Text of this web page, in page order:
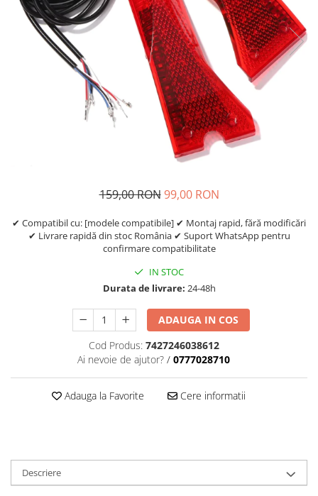
Etrieri
https://www.doctortrotineta.ro/lumini
Stop trotineta
https://www.doctortrotineta.ro/cadru
Aparatori (aripi)
159,00 RON 99,00 RON
✔ Compatibil cu: [modele compatibile] ✔ Montaj rapid, fără modificări
✔ Livrare rapidă din stoc România ✔ Suport WhatsApp pentru
confirmare compatibilitate
IN STOC
Durata de livrare: 24-48h
ADAUGA IN COS
Cod Produs: 7427246038612
Ai nevoie de ajutor? / 0777028710
Adauga la Favorite Cere informatii
Descriere